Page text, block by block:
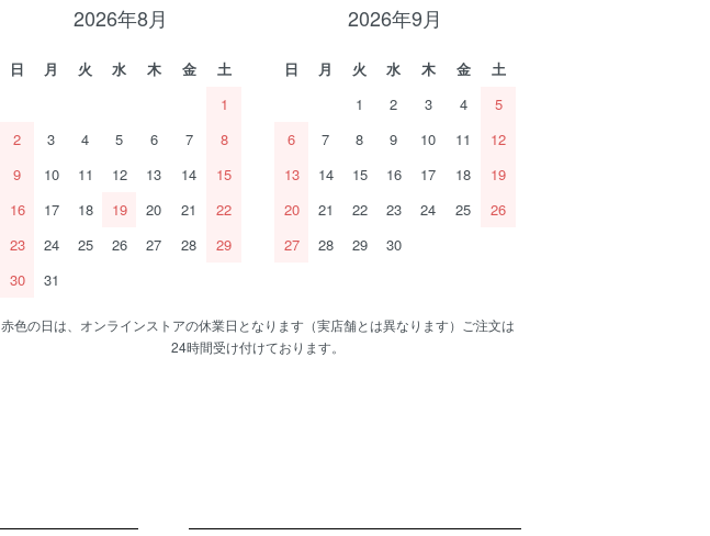
2026年8月
日 月 火 水 木 金
土
1
2
3 4 5 6 7
8
9
10 11 12 13 14
15
16
17 18 19 20 21
22
23
24 25 26 27 28
29
30
31
2026年9月
日 月 火 水 木 金
土
1
2 3 4
5
6
7 8 9 10 11
12
13
14 15 16 17 18
19
20
21 22 23 24 25
26
27
28 29 30
赤色の日は、オンラインストアの休業日となります（実店舗とは異なります）ご注文は
24時間受け付けております。